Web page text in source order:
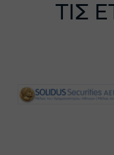
ΤΙΣ